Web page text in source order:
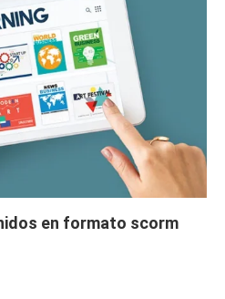
en formato scorm